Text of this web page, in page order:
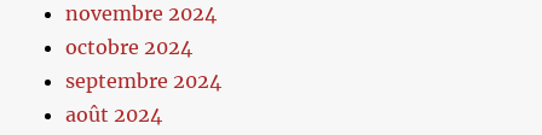
novembre 2024
octobre 2024
septembre 2024
août 2024